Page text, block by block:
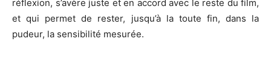
réflexion, s’avère juste et en accord avec le reste du film,
et qui permet de rester, jusqu’à la toute fin, dans la
pudeur, la sensibilité mesurée.